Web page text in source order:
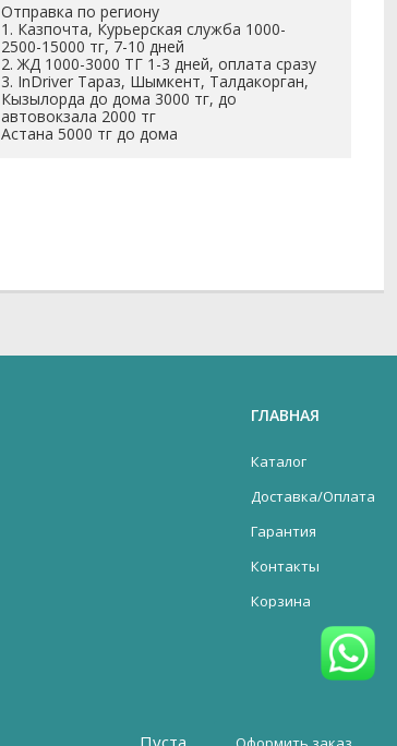
Отправка по региону
1. Казпочта, Курьерская служба 1000-
2500-15000 тг, 7-10 дней
2. ЖД 1000-3000 ТГ 1-3 дней, оплата сразу
3. InDriver Тараз, Шымкент, Талдакорган,
Кызылорда до дома 3000 тг, до
автовокзала 2000 тг
Астана 5000 тг до дома
ГЛАВНАЯ
Каталог
Доставка/Оплата
Гарантия
Контакты
Корзина
Пуста